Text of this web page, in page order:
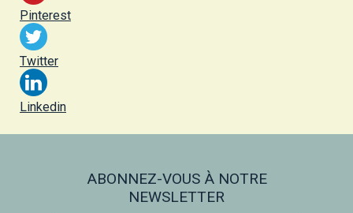
Pinterest
Twitter
Linkedin
ABONNEZ-VOUS À NOTRE
NEWSLETTER